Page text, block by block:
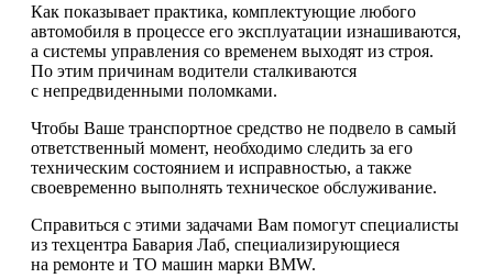
Как показывает практика, комплектующие любого
автомобиля в процессе его эксплуатации изнашиваются,
а системы управления со временем выходят из строя.
По этим причинам водители сталкиваются
с непредвиденными поломками.
Чтобы Ваше транспортное средство не подвело в самый
ответственный момент, необходимо следить за его
техническим состоянием и исправностью, а также
своевременно выполнять техническое обслуживание.
Справиться с этими задачами Вам помогут специалисты
из техцентра Бавария Лаб, специализирующиеся
на ремонте и ТО машин марки BMW.